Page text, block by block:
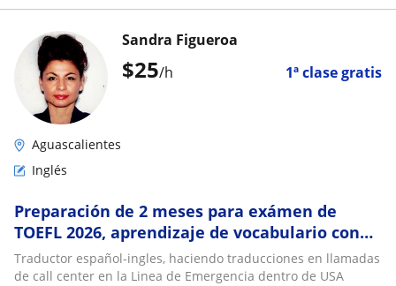
$25/h 1ª clase gratis
Sandra Figueroa
Aguascalientes
Inglés
Preparación de 2 meses para exámen de
TOEFL 2026, aprendizaje de vocabulario con
500 palabras y conversación 101 para su
practica
Traductor español-ingles, haciendo traducciones en llamadas
de call center en la Linea de Emergencia dentro de USA